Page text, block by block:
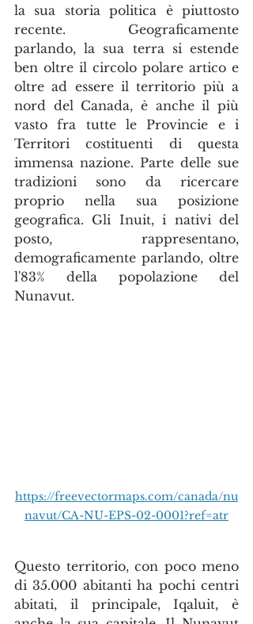
la sua storia politica è piuttosto
recente. Geograficamente
parlando, la sua terra si estende
ben oltre il circolo polare artico e
oltre ad essere il territorio più a
nord del Canada, è anche il più
vasto fra tutte le Provincie e i
Territori costituenti di questa
immensa nazione. Parte delle sue
tradizioni sono da ricercare
proprio nella sua posizione
geografica. Gli Inuit, i nativi del
posto, rappresentano,
demograficamente parlando, oltre
l'83% della popolazione del
Nunavut.
https://freevectormaps.com/canada/nu
navut/CA-NU-EPS-02-0001?ref=atr
Questo territorio, con poco meno
di 35.000 abitanti ha pochi centri
abitati, il principale, Iqaluit, è